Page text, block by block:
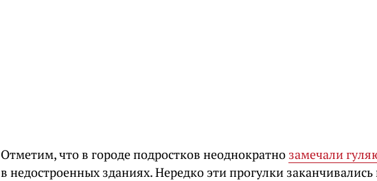
Отметим, что в городе подростков неоднократно замечали
в недостроенных зданиях. Нередко эти прогулки